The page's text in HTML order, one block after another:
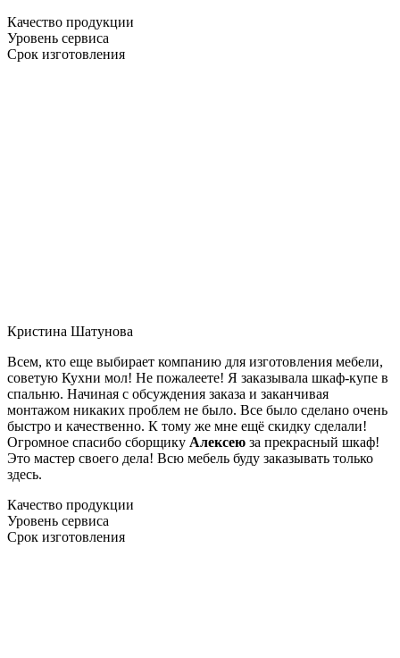
Качество продукции
Уровень сервиса
Срок изготовления
Кристина Шатунова
Всем, кто еще выбирает компанию для изготовления мебели,
советую Кухни мол! Не пожалеете! Я заказывала шкаф-купе в
спальню. Начиная с обсуждения заказа и заканчивая
монтажом никаких проблем не было. Все было сделано очень
быстро и качественно. К тому же мне ещё скидку сделали!
Огромное спасибо сборщику Алексею за прекрасный шкаф!
Это мастер своего дела! Всю мебель буду заказывать только
здесь.
Качество продукции
Уровень сервиса
Срок изготовления